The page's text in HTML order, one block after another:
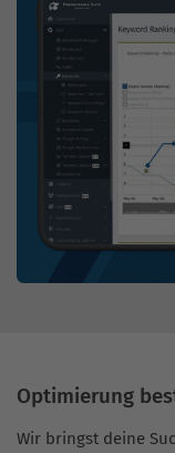
Optimierung
Wir bringst deine